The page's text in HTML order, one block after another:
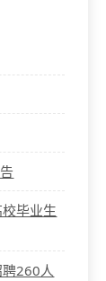
毕业生
260人